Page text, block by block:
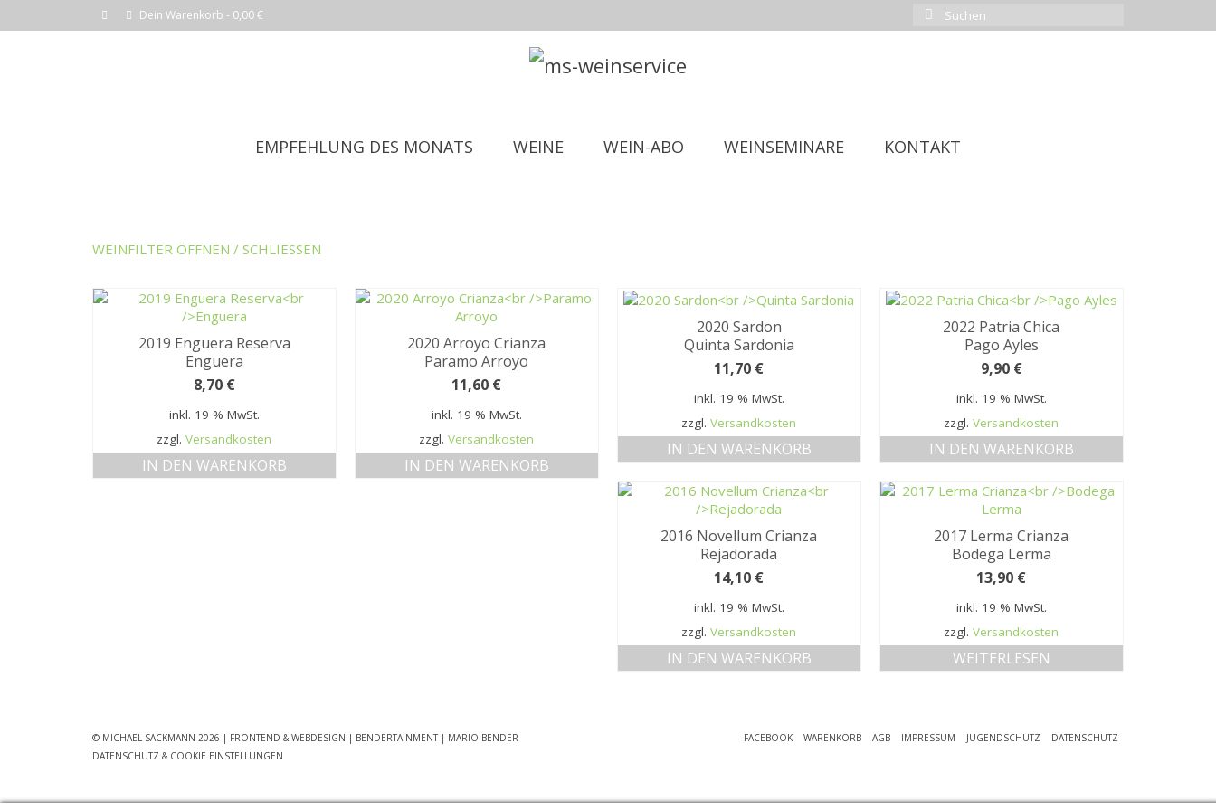
Dein Warenkorb - 0,00€
Suchen
nach:
EMPFEHLUNG DES MONATS WEINE WEIN-ABO WEINSEMINARE KONTAKT
WEINFILTER ÖFFNEN / SCHLIESSEN
2019 Enguera Reserva
Enguera
8,70 €
inkl. 19 % MwSt.
zzgl.Versandkosten
IN DEN WARENKORB
2020 Arroyo Crianza
Paramo Arroyo
11,60 €
inkl. 19 % MwSt.
zzgl.Versandkosten
IN DEN WARENKORB
2020 Sardon
Quinta Sardonia
11,70 €
inkl. 19 % MwSt.
zzgl.Versandkosten
IN DEN WARENKORB
2022 Patria Chica
Pago Ayles
9,90 €
inkl. 19 % MwSt.
zzgl.Versandkosten
IN DEN WARENKORB
2016 Novellum Crianza
Rejadorada
14,10 €
inkl. 19 % MwSt.
zzgl.Versandkosten
IN DEN WARENKORB
2017 Lerma Crianza
Bodega Lerma
13,90 €
inkl. 19 % MwSt.
zzgl.Versandkosten
WEITERLESEN
FACEBOOK WARENKORB AGB IMPRESSUM JUGENDSCHUTZ DATENSCHUTZ
© MICHAEL SACKMANN 2026 | FRONTEND & WEBDESIGN | BENDERTAINMENT | MARIO BENDER
DATENSCHUTZ & COOKIE EINSTELLUNGEN